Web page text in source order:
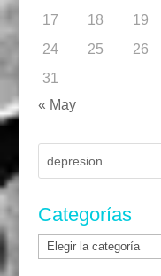
17
18 19
24
25 26
31
« May
Categorías
Categorías